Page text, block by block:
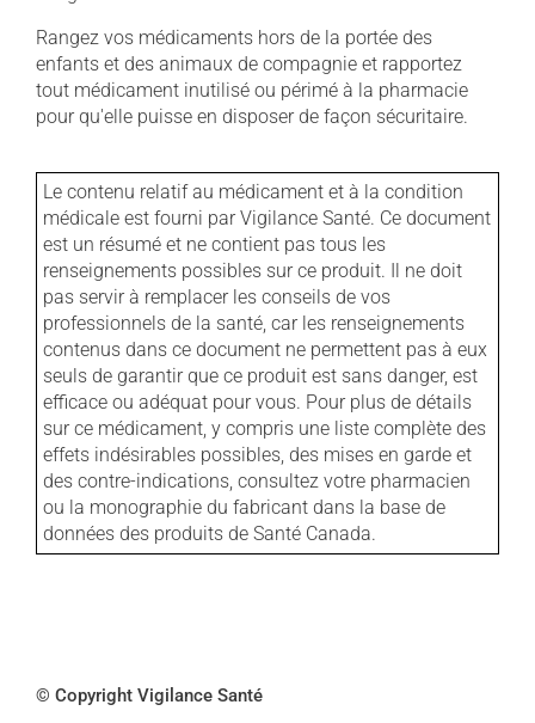
Rangez vos médicaments hors de la portée des
enfants et des animaux de compagnie et rapportez
tout médicament inutilisé ou périmé à la pharmacie
pour qu'elle puisse en disposer de façon sécuritaire.
Le contenu relatif au médicament et à la condition
médicale est fourni par Vigilance Santé. Ce document
est un résumé et ne contient pas tous les
renseignements possibles sur ce produit. Il ne doit
pas servir à remplacer les conseils de vos
professionnels de la santé, car les renseignements
contenus dans ce document ne permettent pas à eux
seuls de garantir que ce produit est sans danger, est
efficace ou adéquat pour vous. Pour plus de détails
sur ce médicament, y compris une liste complète des
effets indésirables possibles, des mises en garde et
des contre-indications, consultez votre pharmacien
ou la monographie du fabricant dans la base de
données des produits de Santé Canada.
© Copyright Vigilance Santé